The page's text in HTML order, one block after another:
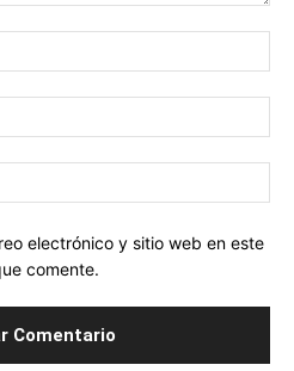
electrónico y sitio web en este
comente.